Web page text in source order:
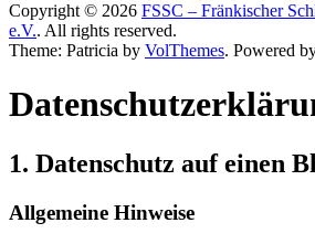
Copyright © 2026 FSSC – Fränkischer
e.V.. All rights reserved.
Theme: Patricia by VolThemes. Powered
1. Datenschutz auf einen
Allgemeine Hinweise